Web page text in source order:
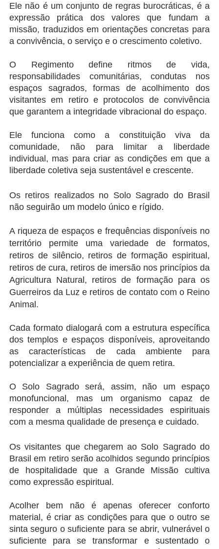
Ele não é um conjunto de regras burocráticas, é a
expressão prática dos valores que fundam a
missão, traduzidos em orientações concretas para
a convivência, o serviço e o crescimento coletivo.
O Regimento define ritmos de vida,
responsabilidades comunitárias, condutas nos
espaços sagrados, formas de acolhimento dos
visitantes em retiro e protocolos de convivência
que garantem a integridade vibracional do espaço.
Ele funciona como a constituição viva da
comunidade, não para limitar a liberdade
individual, mas para criar as condições em que a
liberdade coletiva seja sustentável e crescente.
Os retiros realizados no Solo Sagrado do Brasil
não seguirão um modelo único e rígido.
A riqueza de espaços e frequências disponíveis no
território permite uma variedade de formatos,
retiros de silêncio, retiros de formação espiritual,
retiros de cura, retiros de imersão nos princípios da
Agricultura Natural, retiros de formação para os
Guerreiros da Luz e retiros de contato com o Reino
Animal.
Cada formato dialogará com a estrutura específica
dos templos e espaços disponíveis, aproveitando
as características de cada ambiente para
potencializar a experiência de quem retira.
O Solo Sagrado será, assim, não um espaço
monofuncional, mas um organismo capaz de
responder a múltiplas necessidades espirituais
com a mesma qualidade de presença e cuidado.
Os visitantes que chegarem ao Solo Sagrado do
Brasil em retiro serão acolhidos segundo princípios
de hospitalidade que a Grande Missão cultiva
como expressão espiritual.
Acolher bem não é apenas oferecer conforto
material, é criar as condições para que o outro se
sinta seguro o suficiente para se abrir, vulnerável o
suficiente para se transformar e sustentado o